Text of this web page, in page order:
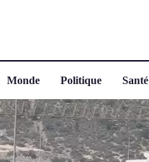
Monde Politique Santé